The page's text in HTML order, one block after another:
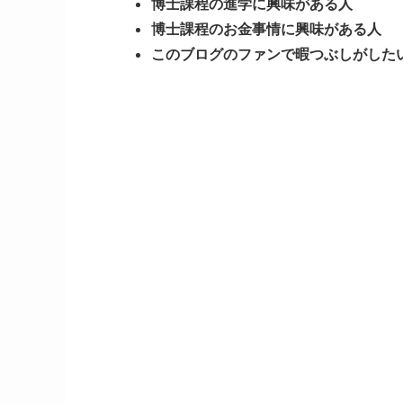
博士課程の進学に興味がある人
博士課程のお金事情に興味がある人
このブログのファンで暇つぶしがした